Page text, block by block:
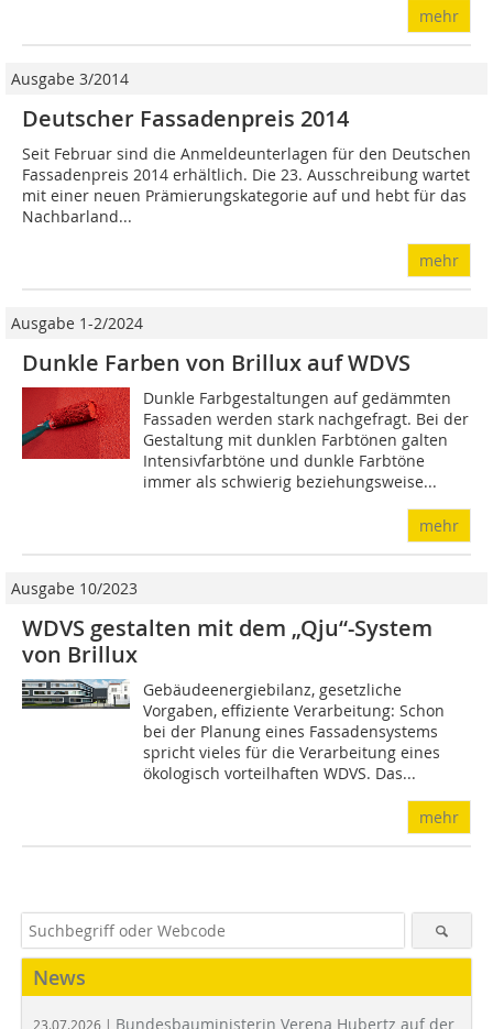
mehr
Ausgabe 3/2014
Deutscher Fassadenpreis 2014
Seit Februar sind die Anmeldeunterlagen für den Deutschen
Fassadenpreis 2014 erhältlich. Die 23. Ausschreibung wartet
mit einer neuen Prämierungskategorie auf und hebt für das
Nachbarland...
mehr
Ausgabe 1-2/2024
Dunkle Farben von Brillux auf WDVS
Dunkle Farbgestaltungen auf gedämmten
Fassaden werden stark nachgefragt. Bei der
Gestaltung mit dunklen Farbtönen galten
Intensivfarbtöne und dunkle Farbtöne
immer als schwierig beziehungsweise...
mehr
Ausgabe 10/2023
WDVS gestalten mit dem „Qju“-System
von Brillux
Gebäudeenergiebilanz, gesetzliche
Vorgaben, effiziente Verarbeitung: Schon
bei der Planung eines Fassadensystems
spricht vieles für die Verarbeitung eines
ökologisch vorteilhaften WDVS. Das...
mehr
News
23.07.2026 | Bundesbauministerin Verena Hubertz auf der